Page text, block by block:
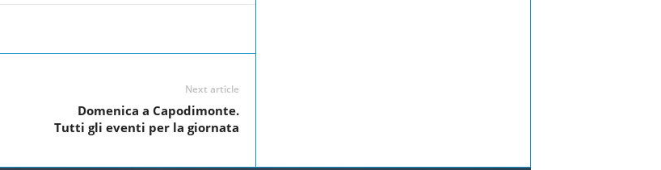
Next article
Domenica a Capodimonte.
Tutti gli eventi per la giornata